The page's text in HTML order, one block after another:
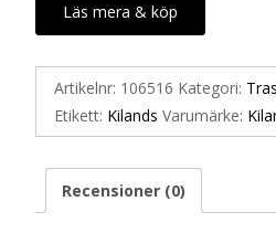
Läs mera & köp
Artikelnr: 106516 Kategori:
Etikett: Kilands Varumärke:
Recensioner (0)